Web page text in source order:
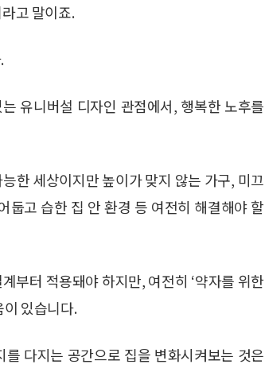
고 말이죠.
유니버설 디자인 관점에서, 행복한 노후를
한 세상이지만 높이가 맞지 않는 가구, 미끄
둡고 습한 집 안 환경 등 여전히 해결해야 할
부터 적용돼야 하지만, 여전히 ‘약자를 위한
이 있습니다.
다지는 공간으로 집을 변화시켜보는 것은